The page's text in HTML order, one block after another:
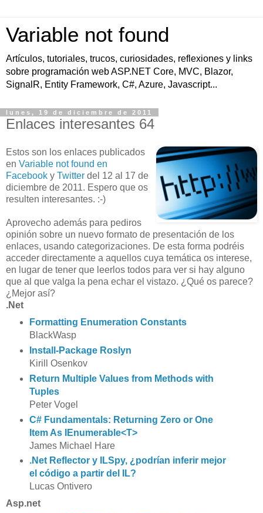
Variable not found
Artículos, tutoriales, trucos, curiosidades, reflexiones y links
sobre programación web ASP.NET Core, MVC, Blazor,
SignalR, Entity Framework, C#, Azure, Javascript...
lunes, 19 de diciembre de 2011
Enlaces interesantes 64
Estos son los enlaces publicados
en Variable not found en
Facebook y Twitter del 12 al 17 de
diciembre de 2011. Espero que os
resulten interesantes. :-)
Aprovecho además para pediros
opinión sobre un nuevo formato de presentación de los
enlaces, usando categorizaciones. De esta forma podréis
acceder directamente a aquellos cuya temática os interese,
en lugar de tener que leerlos todos para ver si hay alguno
que al que valga la pena echar el vistazo. ¿Qué os parece?
¿Mejor así?
.Net
Formatting Enumeration Constants
BlackWasp
Install-Package Roslyn
Kirill Osenkov
Return Multiple Values from Methods with
Tuples
Peter Vogel
C# Fundamentals: Returning Zero or One
Item As IEnumerable<T>
James Michael Hare
.Net Reflector y ILSpy, ¿podrían inferir mejor
el código a partir del IL?
Lucas Ontivero
Asp.net